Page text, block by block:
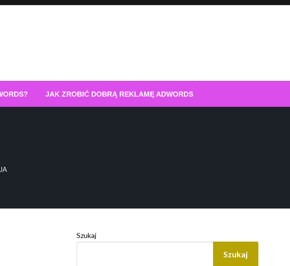
JAK ZROBIĆ DOBRĄ REKLAMĘ ADWORDS
Szukaj
Szukaj